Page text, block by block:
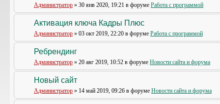
Администратор » 30 янв 2020, 19:21 в форуме Работа с программой
Активация ключа Кадры Плюс
Администратор » 03 окт 2019, 22:20 в форуме Работа с программой
Ребрендинг
Администратор » 20 авг 2019, 10:52 в форуме Новости сайта и форума
Новый сайт
Администратор » 14 май 2019, 09:26 в форуме Новости сайта и форума